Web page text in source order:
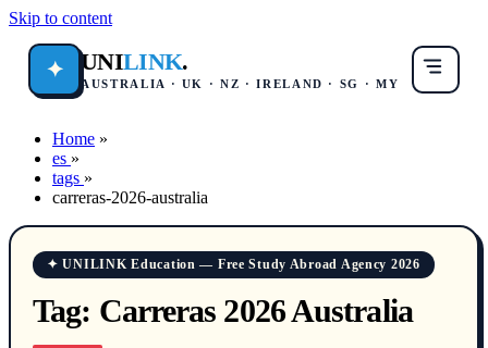
Skip to content
✦ UNILINK.
AUSTRALIA · UK · NZ · IRELAND · SG · MY
Home »
es »
tags »
carreras-2026-australia
✦ UNILINK Education — Free Study Abroad Agency 2026
Tag: Carreras 2026 Australia